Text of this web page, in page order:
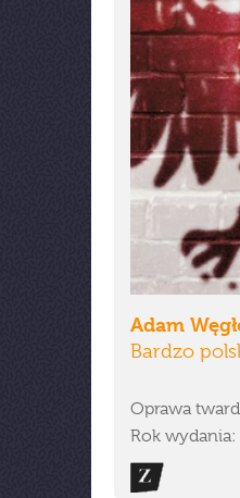
Adam
Bardzo
Oprawa
Rok wydania: